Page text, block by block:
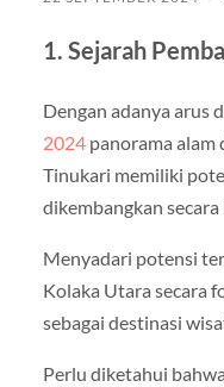
1. Sejarah
Dengan adanya arus
2024panorama alam
Tinukari memiliki
dikembangkan secara
Menyadari potensi
Kolaka Utara secara
sebagai destinasi
Perlu diketahui